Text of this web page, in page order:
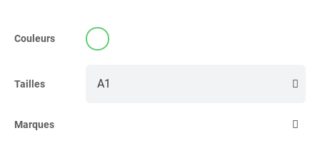
Couleurs
Tailles
Marques